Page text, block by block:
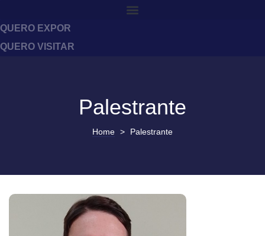
QUERO EXPOR
QUERO VISITAR
Palestrante
Home > Palestrante